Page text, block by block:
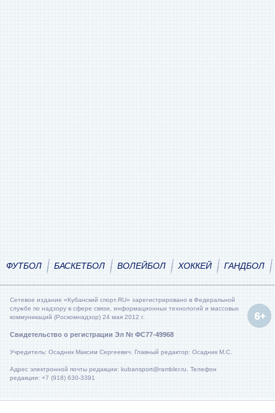
ФУТБОЛ БАСКЕТБОЛ ВОЛЕЙБОЛ ХОККЕЙ ГАНДБОЛ
Сетевое издание «Кубанский спорт.RU» зарегистрировано в Федеральной
службе по надзору в сфере связи, информационных технологий и массовых
коммуникаций (Роскомнадзор) 24 мая 2012 г.
Свидетельство о регистрации Эл № ФС77-49968
Учредитель: Осадник Максим Сергеевич. Главный редактор: Осадник М.С.
Адрес электронной почты редакции: kubansport@rambler.ru. Телефон
редакции: +7 (918) 630-3391